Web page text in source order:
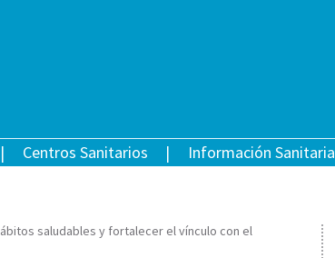
Centros Sanitarios Información Sanitaria
saludables y fortalecer el vínculo con el